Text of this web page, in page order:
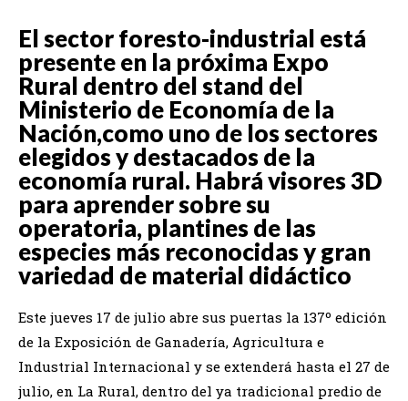
El sector foresto-industrial está
presente en la próxima Expo
Rural dentro del stand del
Ministerio de Economía de la
Nación,como uno de los sectores
elegidos y destacados de la
economía rural. Habrá visores 3D
para aprender sobre su
operatoria, plantines de las
especies más reconocidas y gran
variedad de material didáctico
Este jueves 17 de julio abre sus puertas la 137º edición
de la Exposición de Ganadería, Agricultura e
Industrial Internacional y se extenderá hasta el 27 de
julio, en La Rural, dentro del ya tradicional predio de